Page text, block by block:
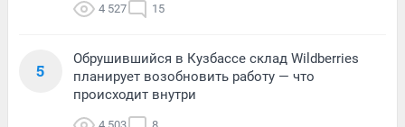
4 527 15
5
Обрушившийся в Кузбассе склад Wildberries
планирует возобновить работу — что
происходит внутри